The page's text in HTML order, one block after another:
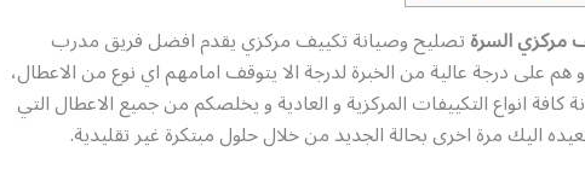
مركزي السرةتصليح وصيانة تكييف مركزي يقدم افضل فريق مدرب
على درجة عالية من الخبرة لدرجة الا يتوقف امامهم اي نوع من الاعطال،
كافة انواع التكييفات المركزية و العادية و يخلصكم من جميع الاعطال التي
اليك مرة اخرى بحالة الجديد من خلال حلول مبتكرة غير تقليدية.